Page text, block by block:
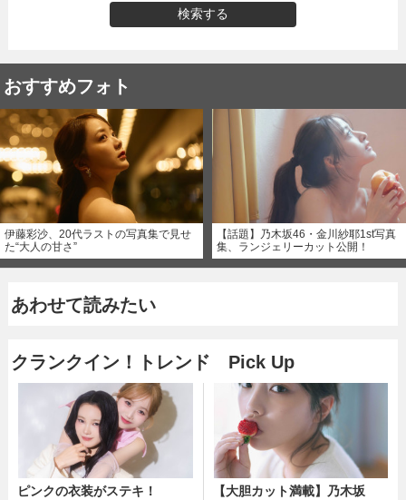
検索する
おすすめフォト
伊藤彩沙、20代ラストの写真集で見せ
た“大人の甘さ”
【話題】乃木坂46・金川紗耶1st写真
集、ランジェリーカット公開！
あわせて読みたい
クランクイン！トレンド Pick Up
ピンクの衣装がステキ！
【大胆カット満載】乃木坂